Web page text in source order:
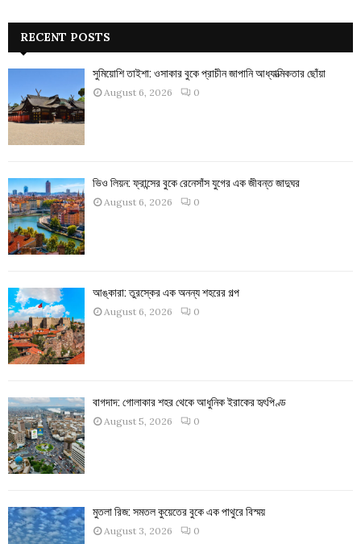
RECENT POSTS
সুমিয়োশি তাইশা: ওসাকার বুকে প্রাচীন জাপানি আধ্যাত্মিকতার ছোঁয়া
August 6, 2026 0
ভিও লিয়ন: ফ্রান্সের বুকে রেনেসাঁস যুগের এক জীবন্ত জাদুঘর
August 6, 2026 0
আঙ্কারা: তুরস্কের এক অনন্য শহরের গল্প
August 6, 2026 0
বাগদাদ: গোলাকার শহর থেকে আধুনিক ইরাকের হৃৎপিণ্ড
August 5, 2026 0
মুতলা রিজ: সমতল কুয়েতের বুকে এক পাথুরে বিস্ময়
August 3, 2026 0